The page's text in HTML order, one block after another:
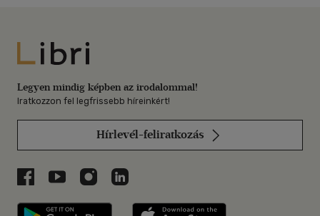
Libri
Legyen mindig képben az irodalommal!
Iratkozzon fel legfrissebb híreinkért!
Hírlevél-feliratkozás
Libri a Facebookon
Libri a Youtube-on
Libri az Instagramon
Libri a LinkedInen
Libri applikáció Szerezd meg: Google